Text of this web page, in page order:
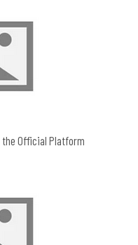
the Official Platform